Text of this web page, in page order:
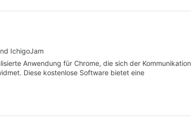
IchigoJam
Anwendung für Chrome, die sich der Kommunikation
Diese kostenlose Software bietet eine